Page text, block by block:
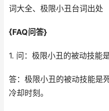
词大全、极限小丑台词出处
{FAQ问答}
1. 问：极限小丑的被动技能
答：极限小丑的被动技能是
冷却时刻。